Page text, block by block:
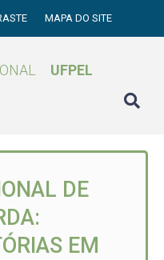
MAPA DO SITE
UFPEL
DE
EM